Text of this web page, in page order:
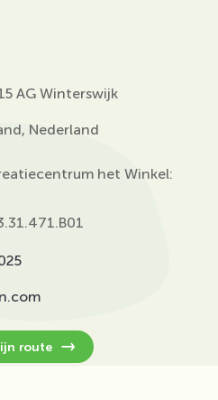
AG Winterswijk
Nederland
het Winkel:
route